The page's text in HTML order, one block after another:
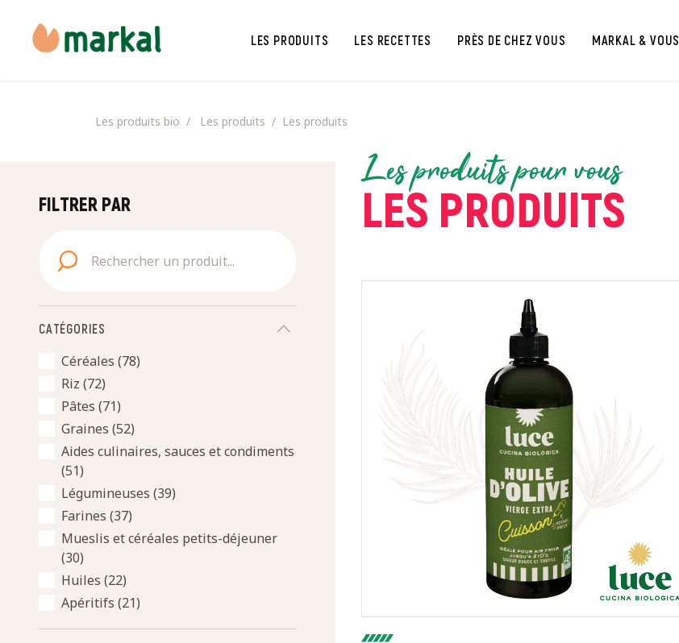
LES PRODUITS LES RECETTES PRÈS DE CHEZ VOUS MARKAL & VOUS
Les produits bio Les produits Les produits
FILTRER PAR
CATÉGORIES
Céréales (78)
Riz (72)
Pâtes (71)
Graines (52)
Aides culinaires, sauces et condiments
(51)
Légumineuses (39)
Farines (37)
Mueslis et céréales petits-déjeuner
(30)
Huiles (22)
Apéritifs (21)
Les produits pour vous
LES PRODUITS